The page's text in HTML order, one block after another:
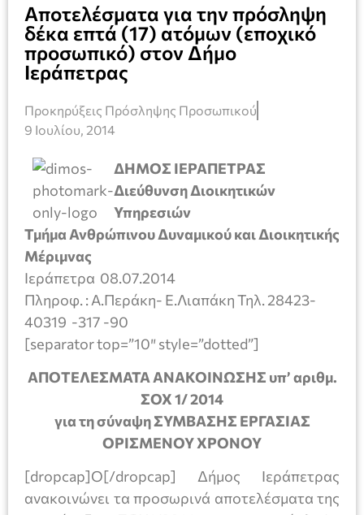
Αποτελέσματα για την πρόσληψη
δέκα επτά (17) ατόμων (εποχικό
προσωπικό) στον Δήμο
Ιεράπετρας
Προκηρύξεις Πρόσληψης Προσωπικού
9 Ιουλίου, 2014
ΔΗΜΟΣ ΙΕΡΑΠΕΤΡΑΣ
Διεύθυνση Διοικητικών
Υπηρεσιών
Τμήμα Ανθρώπινου Δυναμικού και Διοικητικής
Μέριμνας
Ιεράπετρα 08.07.2014
Πληροφ. : Α.Περάκη- Ε.Λιαπάκη Τηλ. 28423-
40319 -317 -90
[separator top=”10″ style=”dotted”]
ΑΠΟΤΕΛΕΣΜΑΤΑ ΑΝΑΚΟΙΝΩΣΗΣ υπ’ αριθμ.
ΣΟΧ 1/ 2014
για τη σύναψη ΣΥΜΒΑΣΗΣ ΕΡΓΑΣΙΑΣ
ΟΡΙΣΜΕΝΟΥ ΧΡΟΝΟΥ
[dropcap]Ο[/dropcap] Δήμος Ιεράπετρας
ανακοινώνει τα προσωρινά αποτελέσματα της